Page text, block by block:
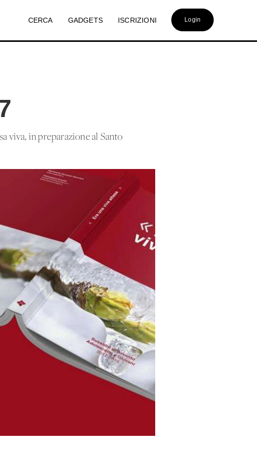
CERCA GADGETS ISCRIZIONI Login
viva, in preparazione al Santo